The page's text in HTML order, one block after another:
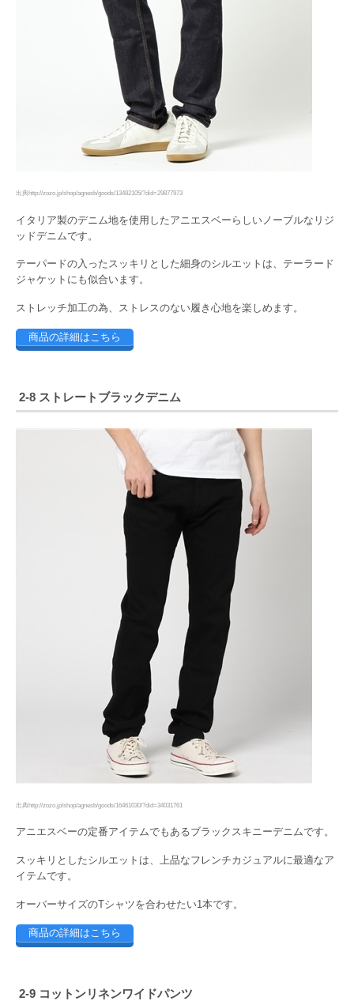
出典http://zozo.jp/shop/agnesb/goods/13482105/?did=29877973
イタリア製のデニム地を使用したアニエスベーらしいノーブルなリジ
ッドデニムです。
テーパードの入ったスッキリとした細身のシルエットは、テーラード
ジャケットにも似合います。
ストレッチ加工の為、ストレスのない履き心地を楽しめます。
商品の詳細はこちら
2-8 ストレートブラックデニム
出典http://zozo.jp/shop/agnesb/goods/16461030/?did=34031761
アニエスベーの定番アイテムでもあるブラックスキニーデニムです。
スッキリとしたシルエットは、上品なフレンチカジュアルに最適なア
イテムです。
オーバーサイズのTシャツを合わせたい1本です。
商品の詳細はこちら
2-9 コットンリネンワイドパンツ